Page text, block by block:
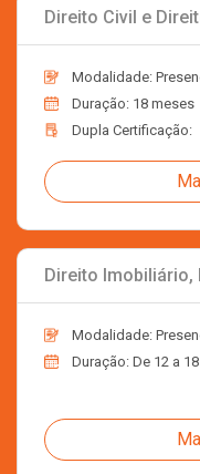
Direito Civil e
Modalidade:
Duração: 18 meses
Dupla Certificação:
Direito Imobiliário,
Modalidade:
Duração: De 12 a